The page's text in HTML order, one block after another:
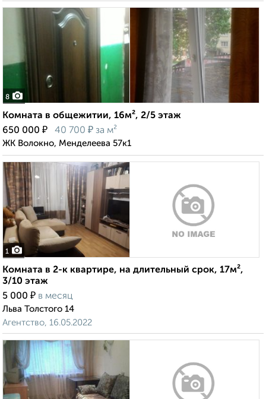
8
Комната в общежитии, 16м², 2/5 этаж
650 000 ₽ 40 700 ₽ за м²
ЖК Волокно, Менделеева 57к1
1
Комната в 2-к квартире, на длительный срок, 17м²,
3/10 этаж
5 000 ₽ в месяц
Льва Толстого 14
Агентство, 16.05.2022